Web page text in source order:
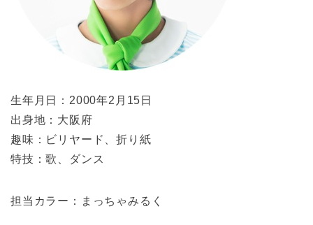
生年月日：2000年2月15日
出身地：大阪府
趣味：ビリヤード、折り紙
特技：歌、ダンス
担当カラー：まっちゃみるく